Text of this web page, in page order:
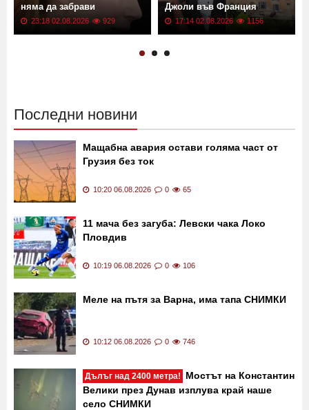
няма да забрави
23:18 02.08.2026 929
Джоли във Франция
17:14 02.08.2026 1156
Последни новини
Мащабна авария остави голяма част от
Грузия без ток
10:20 06.08.2026 0 65
11 мача без загуба: Левски чака Локо
Пловдив
10:19 06.08.2026 0 106
Меле на пътя за Варна, има тапа СНИМКИ
10:12 06.08.2026 0 746
Дълъг над 2400 метра!
Мостът на Константин
Велики през Дунав изплува край наше
село СНИМКИ